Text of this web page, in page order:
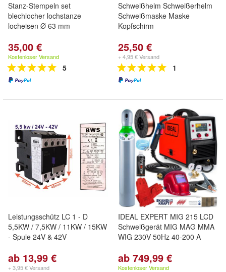
Stanz-Stempeln set
blechlocher lochstanze
locheisen Ø 63 mm
35,00 €
Kostenloser Versand
5
Schweißhelm Schweißerhelm
Schweißmaske Maske
Kopfschirm
25,50 €
+ 4,95 € Versand
1
Leistungsschütz LC 1 - D
5,5KW / 7,5KW / 11KW / 15KW
- Spule 24V & 42V
ab 13,99 €
+ 3,95 € Versand
IDEAL EXPERT MIG 215 LCD
Schweißgerät MIG MAG MMA
WIG 230V 50Hz 40-200 A
ab 749,99 €
Kostenloser Versand